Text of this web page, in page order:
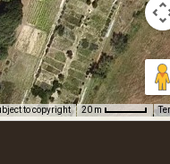
to copyright 20 m